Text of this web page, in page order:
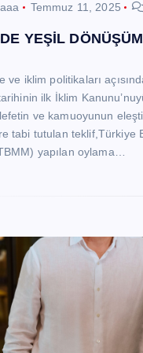
Temmuz 11, 2025
YEŞİL
ve iklim politikaları
ilk İklim
ve kamuoyunun
tabi tutulan teklif,Türkiye
yapılan oylama…